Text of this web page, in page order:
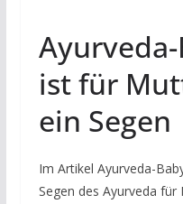
ist für
ein Segen
Im Artikel Ayurveda-
Segen des Ayurveda